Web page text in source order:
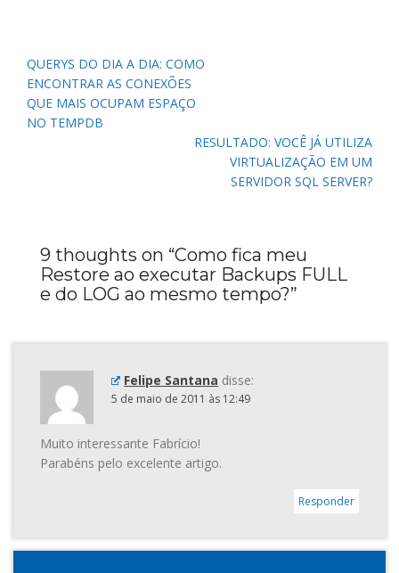
Navegação
de
Post
QUERYS DO DIA A DIA: COMO
ENCONTRAR AS CONEXÕES
QUE MAIS OCUPAM ESPAÇO
NO TEMPDB
RESULTADO: VOCÊ JÁ UTILIZA
VIRTUALIZAÇÃO EM UM
SERVIDOR SQL SERVER?
9 thoughts on “Como fica meu
Restore ao executar Backups FULL
e do LOG ao mesmo tempo?”
Felipe Santana disse:
5 de maio de 2011 às 12:49
Muito interessante Fabrício!
Parabéns pelo excelente artigo.
Responder